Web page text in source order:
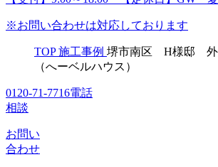
※お問い合わせは対応しております
TOP 施工事例 堺市南区 H様邸 外
（へーベルハウス）
0120-71-7716電話
相談
お問い
合わせ